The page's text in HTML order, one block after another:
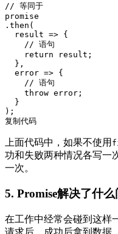
// 等同于
promise
.then(
result => {
// 语句
return result;
  },
error => {
// 语句
throw error;
  }
复制代码
上面代码中，如果不使用
功和失败两种情况各写一
一次。
5. Promise解决了什么
在工作中经常会碰到这样